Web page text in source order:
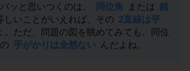
ッと思いつくのは、
同位角 または 錯
しいことがいえれば、その 2直線は平
。ただ、問題の図を眺めてみても、同位
手がかりは全然ない んだよね。